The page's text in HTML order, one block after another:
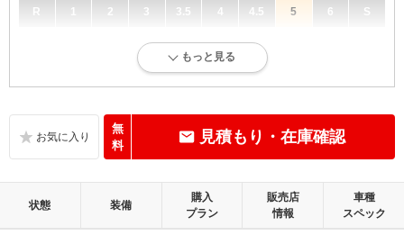
R 1 2 3 3.5 4 4.5 5 6 S
目立たない傷・凹み等が少しありますが、概ね良好な状態。走行5万km
補修の必要な目立つ損傷、悪臭等がないこと
外装：
補修の必要な目立つ損傷がないこと
もっと見る
無
料
見積もり・在庫確認
状態 装備
購入
プラン
販売店
情報
車種
スペック